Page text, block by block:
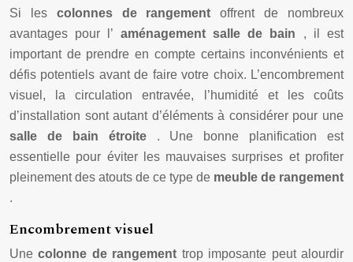
Si les colonnes de rangementoffrent de nombreux
avantages pour l’ aménagement salle de bain , il est
important de prendre en compte certains inconvénients et
défis potentiels avant de faire votre choix. L’encombrement
visuel, la circulation entravée, l’humidité et les coûts
d’installation sont autant d’éléments à considérer pour une
salle de bain étroite . Une bonne planification est
essentielle pour éviter les mauvaises surprises et profiter
pleinement des atouts de ce type de meuble de rangement
.
Encombrement visuel
Unecolonne de rangement trop imposante peut alourdir